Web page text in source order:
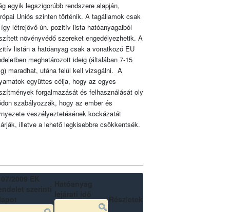
egyik legszigorúbb rendszere alapján,
Uniós szinten történik. A tagállamok csak
létrejövő ún. pozitív lista hatóanyagaiból
növényvédő szereket engedélyezhetik. A
listán a hatóanyag csak a vonatkozó EU
meghatározott ideig (általában 7-15
maradhat, utána felül kell vizsgálni. A
együttes célja, hogy az egyes
forgalmazását és felhasználását oly
szabályozzák, hogy az ember és
veszélyeztetésének kockázatát
illetve a lehető legkisebbre csökkentsék.